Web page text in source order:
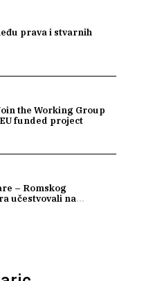
prava i stvarnih
the Working Group
funded project
– Romskog
na
i